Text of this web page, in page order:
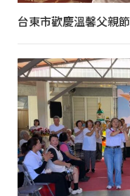
台東市歡慶溫馨父親